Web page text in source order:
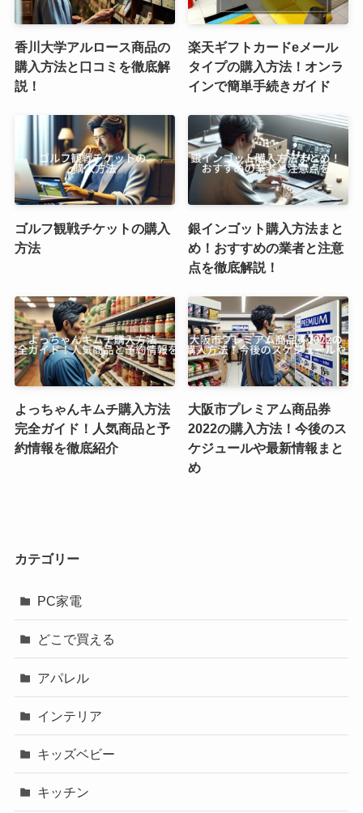
香川大学アルロース商品の
購入方法と口コミを徹底解
説！
楽天ギフトカードeメール
タイプの購入方法！オンラ
インで簡単手続きガイド
ゴルフ観戦チケットの購入
方法
銀インゴット購入方法まと
め！おすすめの業者と注意
点を徹底解説！
よっちゃんキムチ購入方法
完全ガイド！人気商品と予
約情報を徹底紹介
大阪市プレミアム商品券
2022の購入方法！今後のス
ケジュールや最新情報まと
め
カテゴリー
PC家電
どこで買える
アパレル
インテリア
キッズベビー
キッチン